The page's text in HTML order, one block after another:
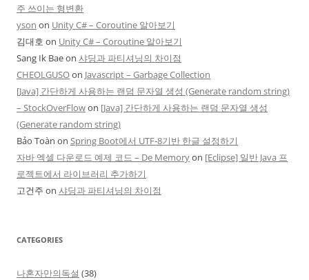
주 쓰이는 형변환
yson on Unity C# – Coroutine 알아보기
김대호 on Unity C# – Coroutine 알아보기
Sang Ik Baeon 샤딩과 파티셔닝의 차이점
CHEOLGUSOon Javascript – Garbage Collection
[Java] 간단하게 사용하는 랜덤 문자열 생성 (Generate random string)
– StockOverFlowon [Java] 간단하게 사용하는 랜덤 문자열 생성
(Generate random string)
Bảo Toàn on Spring Boot에서 UTF-8기반 한글 설정하기
자바 엑셀 다운로드 예제 코드 – De Memoryon [Eclipse] 일반 Java 프
로젝트에서 라이브러리 추가하기
고건주 on 샤딩과 파티셔닝의 차이점
CATEGORIES
나혼자만의독설 (38)